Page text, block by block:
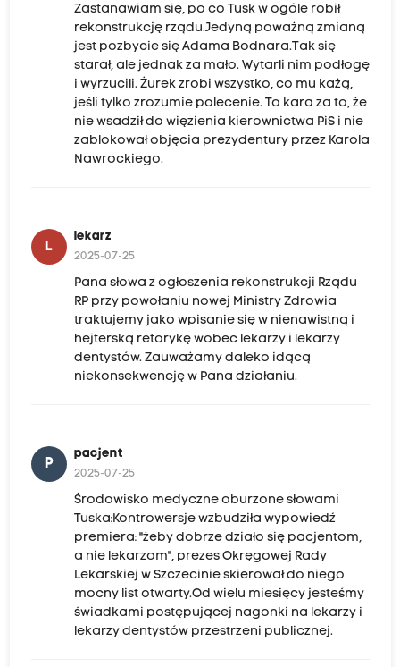
Zastanawiam się, po co Tusk w ogóle robił
rekonstrukcję rządu.Jedyną poważną zmianą
jest pozbycie się Adama Bodnara.Tak się
starał, ale jednak za mało. Wytarli nim podłogę
i wyrzucili. Żurek zrobi wszystko, co mu każą,
jeśli tylko zrozumie polecenie. To kara za to, że
nie wsadził do więzienia kierownictwa PiS i nie
zablokował objęcia prezydentury przez Karola
Nawrockiego.
L
lekarz
2025-07-25
Pana słowa z ogłoszenia rekonstrukcji Rządu
RP przy powołaniu nowej Ministry Zdrowia
traktujemy jako wpisanie się w nienawistną i
hejterską retorykę wobec lekarzy i lekarzy
dentystów. Zauważamy daleko idącą
niekonsekwencję w Pana działaniu.
P
pacjent
2025-07-25
Środowisko medyczne oburzone słowami
Tuska:Kontrowersje wzbudziła wypowiedź
premiera: "żeby dobrze działo się pacjentom,
a nie lekarzom", prezes Okręgowej Rady
Lekarskiej w Szczecinie skierował do niego
mocny list otwarty.Od wielu miesięcy jesteśmy
świadkami postępującej nagonki na lekarzy i
lekarzy dentystów przestrzeni publicznej.